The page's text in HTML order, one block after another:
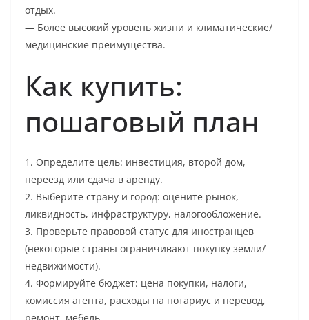
отдых.
— Более высокий уровень жизни и климатические/
медицинские преимущества.
Как купить:
пошаговый план
1. Определите цель: инвестиция, второй дом,
переезд или сдача в аренду.
2. Выберите страну и город: оцените рынок,
ликвидность, инфраструктуру, налогообложение.
3. Проверьте правовой статус для иностранцев
(некоторые страны ограничивают покупку земли/
недвижимости).
4. Формируйте бюджет: цена покупки, налоги,
комиссия агента, расходы на нотариус и перевод,